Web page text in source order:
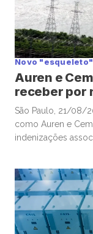
Novo "esqueleto"
Auren e
receber por
São Paulo, 21/08/
como Auren e
indenizações
empresas seguem
investimentos […]